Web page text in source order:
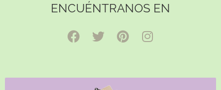
ENCUÉNTRANOS EN